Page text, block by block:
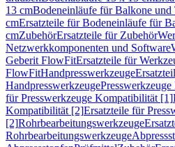
13 cmBodeneinläufe für Balkone und
cmErsatzteile für Bodeneinläufe für
cmZubehörErsatzteile für Zubehör
Netzwerkkomponenten und Software
Geberit FlowFitErsatzteile für
FlowFitHandpresswerkzeuge
Handpresswerkzeuge
für Presswerkzeuge Kompatibilität [1]
Kompatibilität [2]Ersatzteile für
[2]Rohrbearbeitungswerkzeuge
Rohrbearbeitungswerkzeuge